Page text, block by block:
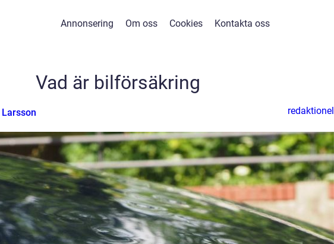
Annonsering Om oss Cookies Kontakta oss
Vad är bilförsäkring
redaktionel